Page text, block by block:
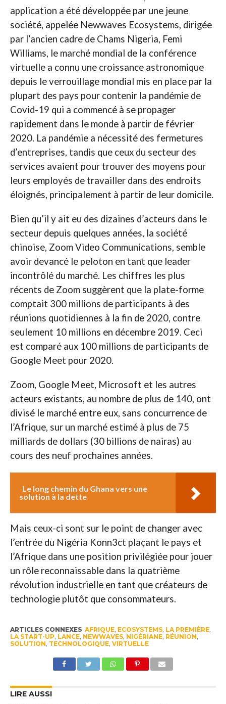
application a été développée par une jeune
société, appelée Newwaves Ecosystems, dirigée
par l’ancien cadre de Chams Nigeria, Femi
Williams, le marché mondial de la conférence
virtuelle a connu une croissance astronomique
depuis le verrouillage mondial mis en place par la
plupart des pays pour contenir la pandémie de
Covid-19 qui a commencé à se propager
rapidement dans le monde à partir de février
2020. La pandémie a nécessité des fermetures
d’entreprises, tandis que ceux du secteur des
services avaient pour trouver des moyens pour
leurs employés de travailler dans des endroits
éloignés, principalement à partir de leur domicile.
Bien qu’il y ait eu des dizaines d’acteurs dans le
secteur depuis quelques années, la société
chinoise, Zoom Video Communications, semble
avoir devancé le peloton en tant que leader
incontrôlé du marché. Les chiffres les plus
récents de Zoom suggèrent que la plate-forme
comptait 300 millions de participants à des
réunions quotidiennes à la fin de 2020, contre
seulement 10 millions en décembre 2019. Ceci
est comparé aux 100 millions de participants de
Google Meet pour 2020.
Zoom, Google Meet, Microsoft et les autres
acteurs existants, au nombre de plus de 140, ont
divisé le marché entre eux, sans concurrence de
l’Afrique, sur un marché estimé à plus de 75
milliards de dollars (30 billions de nairas) au
cours des neuf prochaines années.
Le long chemin du Ghana vers une
solution à la dette
Mais ceux-ci sont sur le point de changer avec
l’entrée du Nigéria Konn3ct plaçant le pays et
l’Afrique dans une position privilégiée pour jouer
un rôle reconnaissable dans la quatrième
révolution industrielle en tant que créateurs de
technologie plutôt que consommateurs.
ARTICLES CONNEXES AFRIQUE, ECOSYSTEMS, LA PREMIÈRE,
LA START-UP LANCE, NEWWAVES, NIGÉRIANE, RÉUNION
SOLUTION TECHNOLOGIQUE, VIRTUELLE
LIRE AUSSI